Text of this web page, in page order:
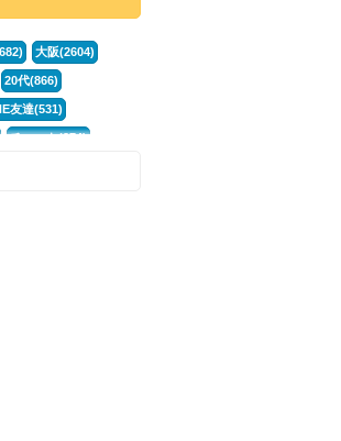
大阪(2604)
20代(866)
友達(531)
チャット(374)